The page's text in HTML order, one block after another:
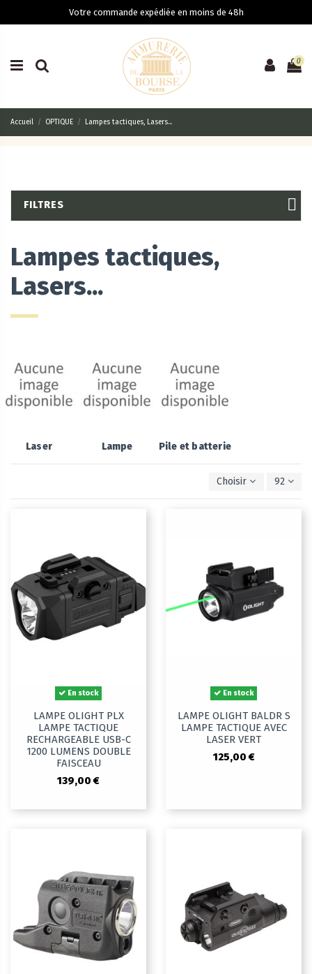
Votre commande expédiée en moins de 48h
0
Accueil OPTIQUE Lampes tactiques, Lasers...
Lampes tactiques,
Lasers...
Laser Lampe Pile et batterie
Choisir 92
En stock
LAMPE OLIGHT PLX
LAMPE TACTIQUE
RECHARGEABLE USB-C
1200 LUMENS DOUBLE
FAISCEAU
139,00 €
En stock
LAMPE OLIGHT BALDR S
LAMPE TACTIQUE AVEC
LASER VERT
125,00 €
FILTRES